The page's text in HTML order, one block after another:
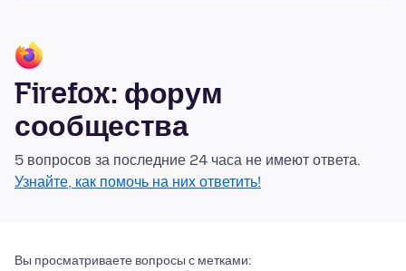
Firefox: форум
сообщества
5 вопросов за последние 24 часа не имеют ответа.
Узнайте, как помочь на них ответить!
Вы просматриваете вопросы с метками: